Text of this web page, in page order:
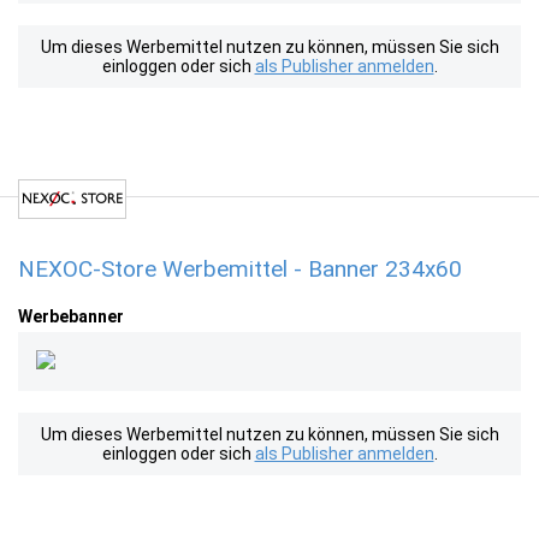
Um dieses Werbemittel nutzen zu können, müssen Sie sich
einloggen oder sich als Publisher anmelden
NEXOC-Store Werbemittel - Banner 234x60
Werbebanner
Um dieses Werbemittel nutzen zu können, müssen Sie sich
einloggen oder sich als Publisher anmelden